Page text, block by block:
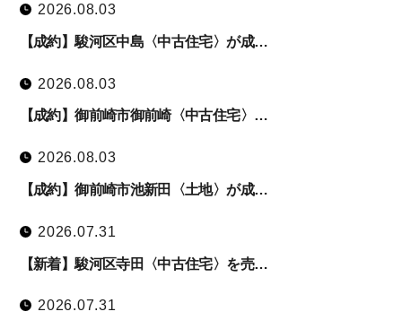
2026.08.03
【成約】駿河区中島〈中古住宅〉が成…
2026.08.03
【成約】御前崎市御前崎〈中古住宅〉…
2026.08.03
【成約】御前崎市池新田〈土地〉が成…
2026.07.31
【新着】駿河区寺田〈中古住宅〉を売…
2026.07.31